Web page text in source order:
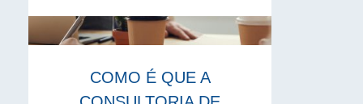
COMO É QUE A